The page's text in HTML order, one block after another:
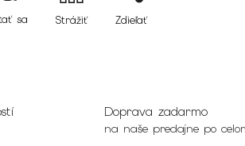
sa Strážiť Zdieľať
Doprava zadarmo
na naše predajne po